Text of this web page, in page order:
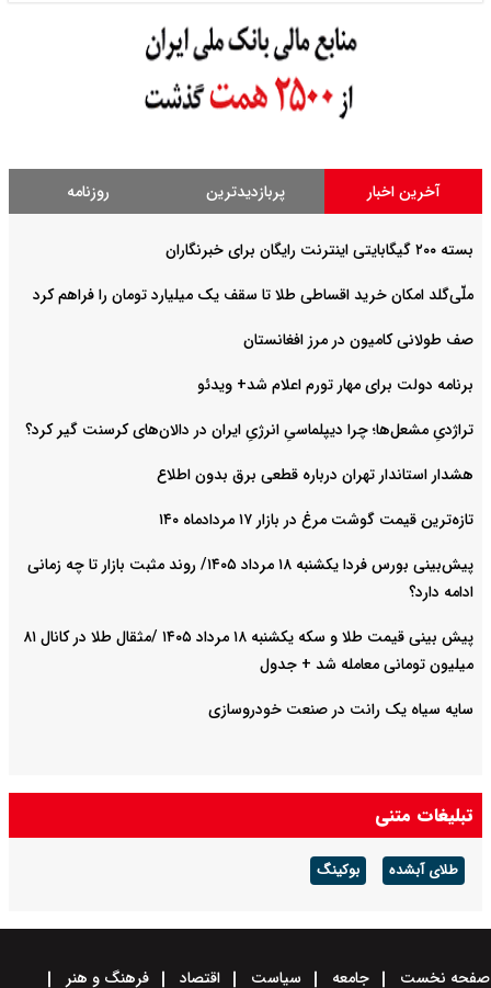
آخرین اخبار پربازدیدترین روزنامه
بسته ۲۰۰ گیگابایتی اینترنت رایگان برای خبرنگاران
ملّی‌گلد امکان خرید اقساطی طلا تا سقف یک میلیارد تومان را فراهم کرد
صف طولانی کامیون در مرز افغانستان
برنامه دولت برای مهار تورم اعلام شد+ ویدئو
تراژدیِ مشعل‌ها؛ چرا دیپلماسیِ انرژیِ ایران در دالان‌های کرسنت گیر کرد؟
هشدار استاندار تهران درباره قطعی برق بدون اطلاع
تازه‌ترین قیمت گوشت مرغ در بازار ۱۷ مردادماه ۱۴۰
پیش‌بینی بورس فردا یکشنبه ۱۸ مرداد ۱۴۰۵/ روند مثبت بازار تا چه زمانی
ادامه دارد؟
پیش‌ بینی قیمت طلا و سکه یکشنبه ۱۸ مرداد ۱۴۰۵ /مثقال طلا در کانال ۸۱
میلیون تومانی معامله شد + جدول
سایه سیاه یک رانت در صنعت خودروسازی
تبلیغات متنی
طلای آبشده بوکینگ
صفحه نخست جامعه سیاست اقتصاد فرهنگ و هنر